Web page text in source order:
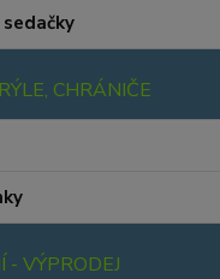
CHRÁNIČE
- VÝPRODEJ